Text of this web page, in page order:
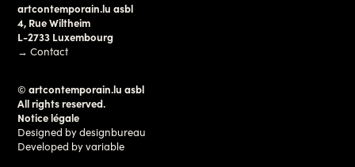
artcontemporain.lu asbl
4, Rue Wiltheim
L-2733 Luxembourg
→Contact
© artcontemporain.lu asbl
All rights reserved.
Notice légale
Designed bydesignbureau
Developed byvariable